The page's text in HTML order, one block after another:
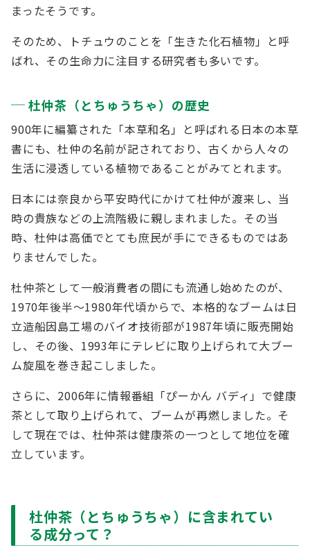
まったそうです。
そのため、トチュウのことを「生きた化石植物」と呼
ばれ、その生命力に注目する研究者も多いです。
杜仲茶（とちゅうちゃ）の歴史
900年に編纂された「本草和名」と呼ばれる日本の本草
書にも、杜仲の名前が記されており、古くから人々の
生活に浸透している植物であることがみてとれます。
日本には奈良から平安時代にかけて杜仲が渡来し、当
時の貴族などの上流階級に親しまれました。その当
時、杜仲は高価でとても庶民が手にできるものではあ
りませんでした。
杜仲茶として一般消費者の間にも流通し始めたのが、
1970年後半〜1980年代頃からで、本格的なブームは日
立造船因島工場のバイオ技術部が1987年頃に販売開始
し、その後、1993年にテレビに取り上げられて大ブー
ム旋風を巻き起こしました。
さらに、2006年に情報番組「ぴーかん バディ」で健康
茶として取り上げられて、ブームが再燃しました。そ
して現在では、杜仲茶は健康茶の一つとして地位を確
立しています。
杜仲茶（とちゅうちゃ）に含まれてい
る成分って？